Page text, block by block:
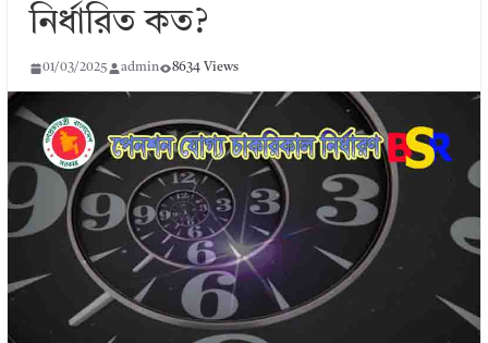
নির্ধারিত কত?
01/03/2025 admin 8634 Views